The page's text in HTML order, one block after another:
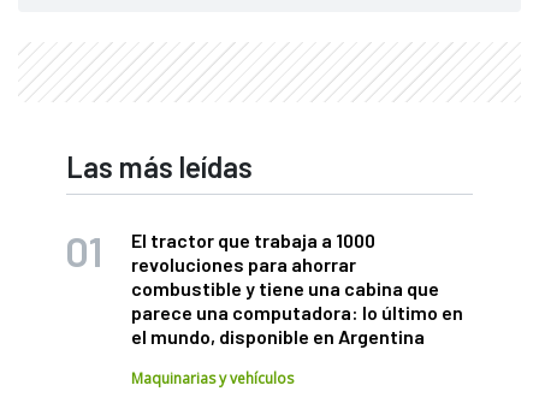
Las más leídas
El tractor que trabaja a 1000
revoluciones para ahorrar
combustible y tiene una cabina que
parece una computadora: lo último en
el mundo, disponible en Argentina
Maquinarias y vehículos